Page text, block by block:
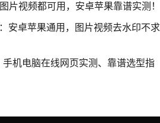
视频都可用，安卓苹果靠谱实测！
安卓苹果通用，图片视频去水印不求
机电脑在线网页实测、靠谱选型指